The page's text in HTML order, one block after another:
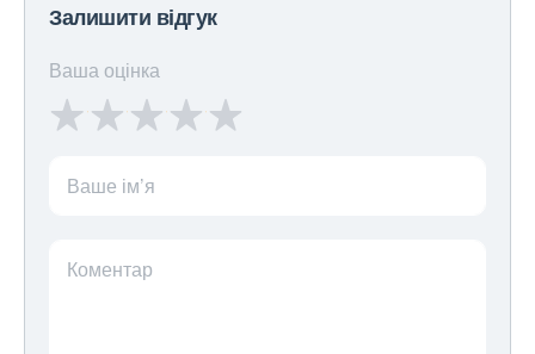
Залишити відгук
Ваша оцінка
Ваше ім’я
Коментар